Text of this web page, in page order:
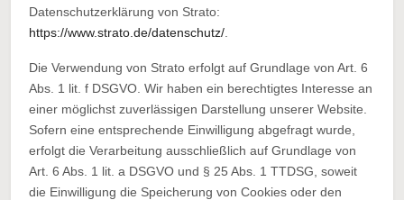
Datenschutzerklärung von Strato:
https://www.strato.de/datenschutz/
Die Verwendung von Strato erfolgt auf Grundlage von Art. 6
Abs. 1 lit. f DSGVO. Wir haben ein berechtigtes Interesse an
einer möglichst zuverlässigen Darstellung unserer Website.
Sofern eine entsprechende Einwilligung abgefragt wurde,
erfolgt die Verarbeitung ausschließlich auf Grundlage von
Art. 6 Abs. 1 lit. a DSGVO und § 25 Abs. 1 TTDSG, soweit
die Einwilligung die Speicherung von Cookies oder den